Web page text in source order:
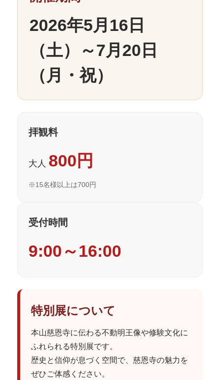
2026年5月16日
（土）～7月20日
（月・祝）
拝観料
大人 800円
※15名様以上は700円
受付時間
9:00～16:00
特別展について
本山慈恩寺に伝わる不動明王像や修験文化に
ふれられる特別展です。
歴史と信仰が息づく空間で、慈恩寺の魅力を
ぜひご体感ください。